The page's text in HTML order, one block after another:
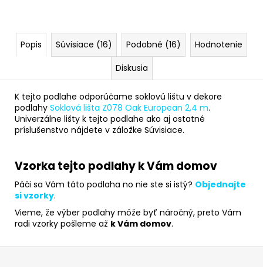
Popis Súvisiace (16) Podobné (16)
Hodnotenie
Diskusia
K tejto podlahe odporúčame soklovú lištu v dekore
podlahy Soklová lišta Z078 Oak European 2,4 m.
Univerzálne lišty k tejto podlahe ako aj ostatné
príslušenstvo nájdete v záložke Súvisiace.
Vzorka tejto podlahy k Vám domov
Páči sa Vám táto podlaha no nie ste si istý? Objednajte
si vzorky.
Vieme, že výber podlahy môže byť náročný, preto Vám
radi vzorky pošleme až k Vám domov.
Z